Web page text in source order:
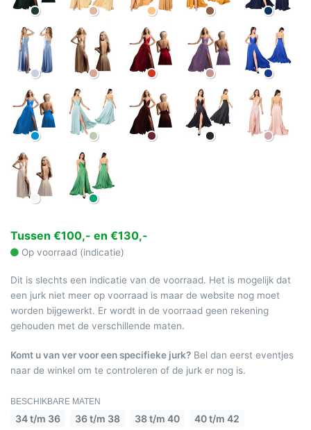
Tussen €100,- en €130,-
Op voorraad (indicatie)
Dit is slechts een indicatie van de voorraad. Het is mogelijk dat
een jurk niet meer op voorraad is maar de website nog moet
worden bijgewerkt. Er wordt in de voorraad geen rekening
gehouden met de verschillende maten.
Komt u van ver voor een specifieke jurk? Bel dan eerst eventjes
naar de winkel om te controleren of de jurk er nog is.
BESCHIKBARE MATEN
34 t/m 36 36 t/m 38 38 t/m 40 40 t/m 42